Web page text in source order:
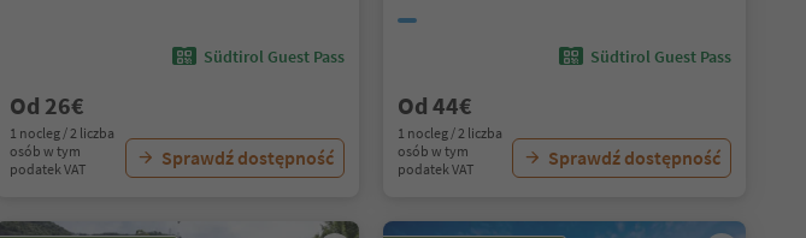
Südtirol Guest Pass
Od 26€
1 nocleg / 2 liczba
osób w tym
podatek VAT
Sprawdź dostępność
Südtirol Guest Pass
Od 44€
1 nocleg / 2 liczba
osób w tym
podatek VAT
Sprawdź dostępność